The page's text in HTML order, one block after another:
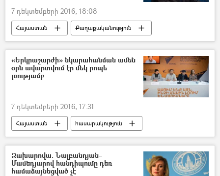
7 դեկտեմբերի 2016, 18:08
Հայաստան Քաղաքականություն
«Երկրաշարժի» նկարահանման ամեն
օրն ավարտվում էր մեկ րոպե
լռությամբ
7 դեկտեմբերի 2016, 17:31
Հայաստան
հասարակություն
ԵՐԿՐԱՇԱՐԺ 1988
Զախարովա. Նալբանդյան–
Մամեդյարով հանդիպումը դեռ
համաձայնեցված չէ